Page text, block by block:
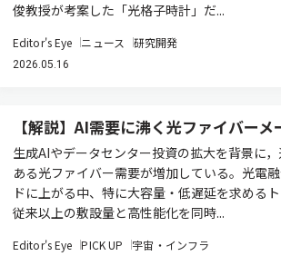
俊教授が考案した「光格子時計」だ...
Editor's Eye ニュース 研究開発
2026.05.16
【解説】AI需要に沸く光ファイバー
生成AIやデータセンター投資の拡大を背景に
ある光ファイバー需要が増加している。光電
ドに上がる中、特に大容量・低遅延を求める
従来以上の敷設量と高性能化を同時...
Editor's Eye PICK UP 宇宙・インフラ